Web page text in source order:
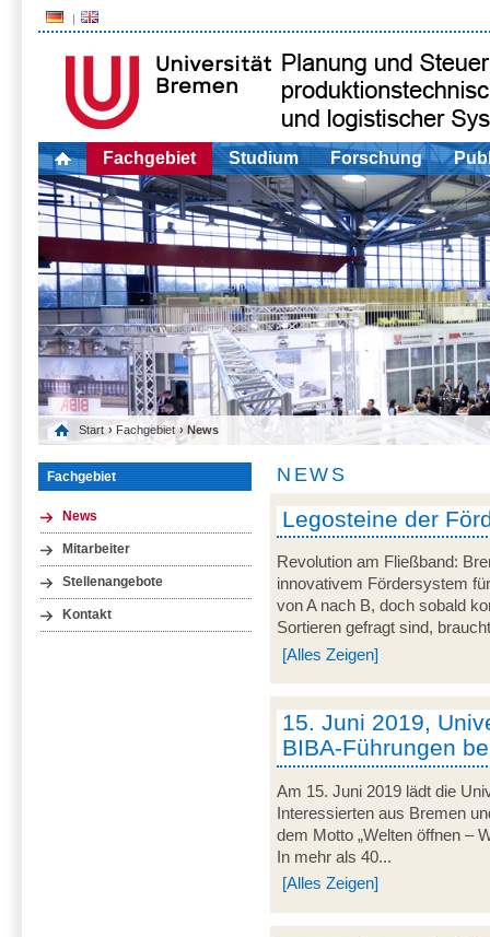
Fachgebiet Studium Forschung
Start › Fachgebiet › News
Fachgebiet
News
Mitarbeiter
Stellenangebote
Kontakt
NEWS
Legosteine der
Revolution am Fließband:
innovativem Fördersystem
von A nach B, doch sobald
Sortieren gefragt sind,
[Alles Zeigen]
15. Juni 2019,
BIBA-Führungen
Am 15. Juni 2019 lädt die
Interessierten aus Bremen
dem Motto „Welten öffnen –
In mehr als 40...
[Alles Zeigen]